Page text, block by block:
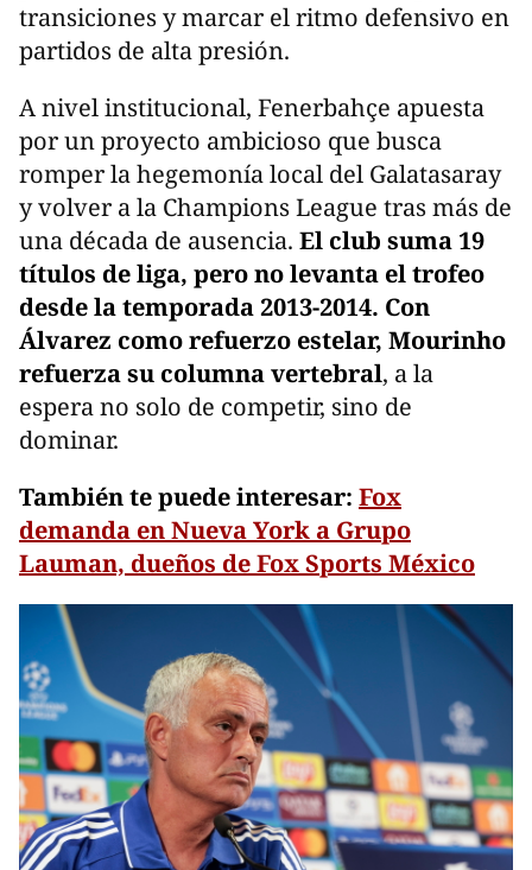
transiciones y marcar el ritmo defensivo en
partidos de alta presión.
A nivel institucional, Fenerbahçe apuesta
por un proyecto ambicioso que busca
romper la hegemonía local del Galatasaray
y volver a la Champions League tras más de
una década de ausencia. El club suma 19
títulos de liga, pero no levanta el trofeo
desde la temporada 2013-2014. Con
Álvarez como refuerzo estelar, Mourinho
refuerza su columna vertebral, a la
espera no solo de competir, sino de
dominar.
También te puede interesar: Fox
demanda en Nueva York a Grupo
Lauman, dueños de Fox Sports México